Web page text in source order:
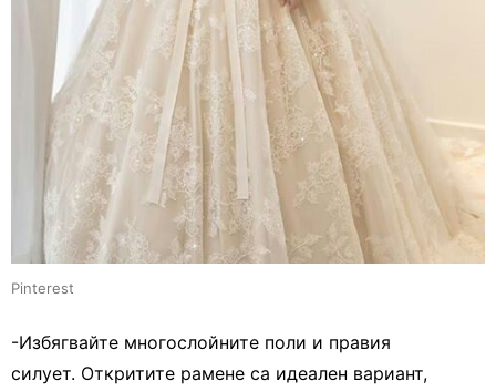
Pinterest
-Избягвайте многослойните поли и правия
силует. Откритите рамене са идеален вариант,